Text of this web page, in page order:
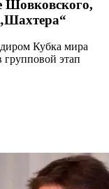
Шовковского,
Кубка мира
этап